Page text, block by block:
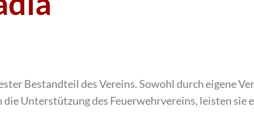
Bestandteil des Vereins. Sowohl durch eigene
Unterstützung des Feuerwehrvereins, leisten sie